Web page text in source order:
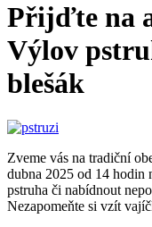
Přijďte na
Výlov
blešák
Zveme vás na tradiční
dubna 2025 od 14 hodin
pstruha či nabídnout
Nezapomeňte si vzít